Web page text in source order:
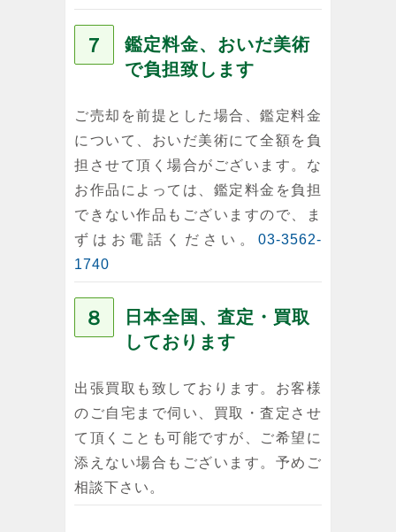
７
鑑定料金、おいだ美術
で負担致します
ご売却を前提とした場合、鑑定料金
について、おいだ美術にて全額を負
担させて頂く場合がございます。な
お作品によっては、鑑定料金を負担
できない作品もございますので、ま
ずはお電話ください。 03-3562-
1740
８
日本全国、査定・買取
しております
出張買取も致しております。お客様
のご自宅まで伺い、買取・査定させ
て頂くことも可能ですが、ご希望に
添えない場合もございます。予めご
相談下さい。